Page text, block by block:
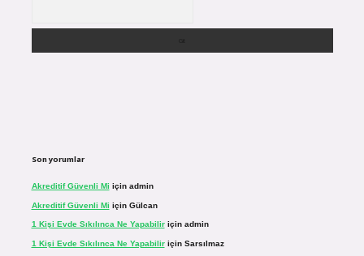
Son yorumlar
Akreditif Güvenli Mi için admin
Akreditif Güvenli Mi için Gülcan
1 Kişi Evde Sıkılınca Ne Yapabiliriçin admin
1 Kişi Evde Sıkılınca Ne Yapabiliriçin Sarsılmaz